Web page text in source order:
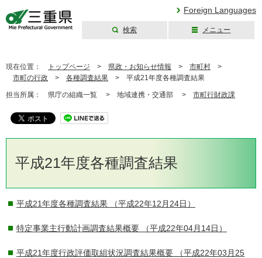
Foreign Languages
検索 メニュー
現在位置： トップページ > 県政・お知らせ情報 > 市町村 >
市町の行政 > 各種調査結果 > 平成21年度各種調査結果
担当所属： 県庁の組織一覧 > 地域連携・交通部 > 市町行財政課
平成21年度各種調査結果
平成21年度各種調査結果 （平成22年12月24日）
特定事業主行動計画調査結果概要 （平成22年04月14日）
平成21年度行政評価取組状況調査結果概要 （平成22年03月25